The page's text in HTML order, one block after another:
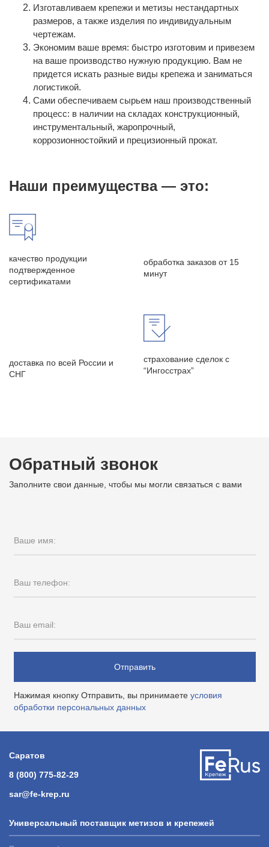
Изготавливаем крепежи и метизы нестандартных
размеров, а также изделия по индивидуальным
чертежам.
Экономим ваше время: быстро изготовим и привезем
на ваше производство нужную продукцию. Вам не
придется искать разные виды крепежа и заниматься
логистикой.
Сами обеспечиваем сырьем наш производственный
процесс: в наличии на складах конструкционный,
инструментальный, жаропрочный,
коррозионностойкий и прецизионный прокат.
Наши преимущества — это:
качество продукции
подтвержденное
сертификатами
обработка заказов от 15
минут
доставка по всей России и
СНГ
страхование сделок с
“Ингосстрах”
Обратный звонок
Заполните свои данные, чтобы мы могли связаться с вами
Ваше имя:
Ваш телефон:
Ваш email:
Отправить
Нажимая кнопку Отправить, вы принимаете условия
обработки персональных данных
Саратов
8 (800) 775-82-29
sar@fe-krep.ru
Универсальный поставщик метизов и крепежей